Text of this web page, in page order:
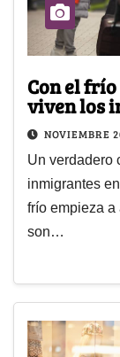
Con el
viven los
NOVIEMBRE
Un verdadero
inmigrantes
frío empieza a
son…